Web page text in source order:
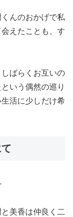
んのおかげで私
えたことも、す
ばらくお互いの
いう偶然の巡り
活に少しだけ希
美香は仲良く二